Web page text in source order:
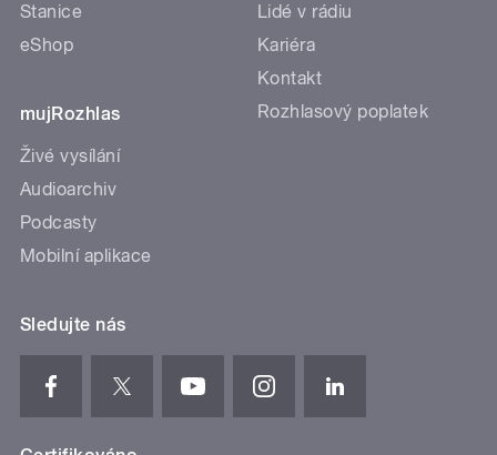
Stanice
eShop
mujRozhlas
Živé vysílání
Audioarchiv
Podcasty
Mobilní aplikace
Lidé v rádiu
Kariéra
Kontakt
Rozhlasový poplatek
Sledujte nás